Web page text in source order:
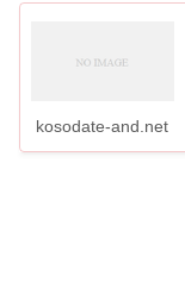
kosodate-and.net